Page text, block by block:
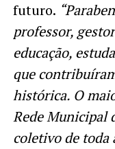
futuro.
professor,
educação,
que
histórica. O
Rede Municipal
coletivo de toda